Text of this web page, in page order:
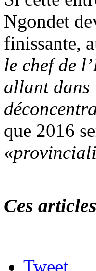
Ngondet
finissante,
le chef de
allant dans
que 2016
«
Ces
Tweet